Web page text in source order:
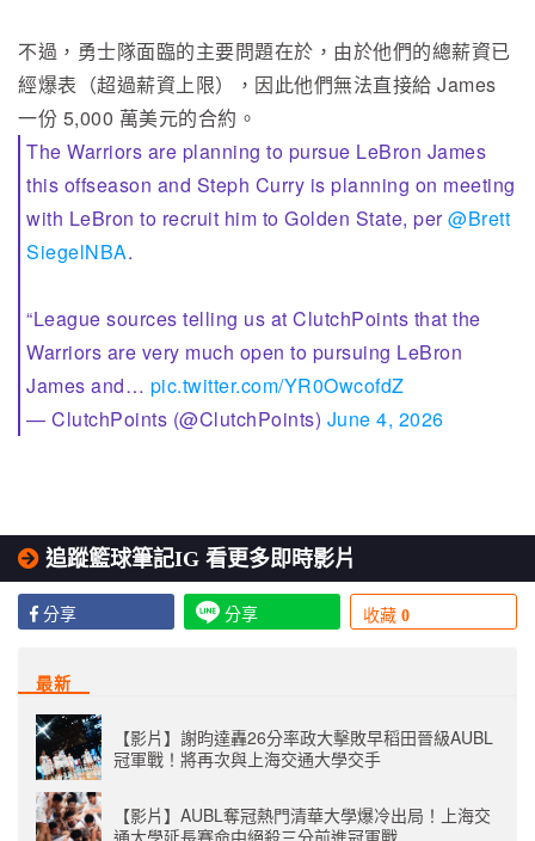
不過，勇士隊面臨的主要問題在於，由於他們的總薪資已
經爆表（超過薪資上限），因此他們無法直接給 James
一份 5,000 萬美元的合約。
The Warriors are planning to pursue LeBron James
this offseason and Steph Curry is planning on meeting
with LeBron to recruit him to Golden State, per@Brett
SiegelNBA.
“League sources telling us at ClutchPoints that the
Warriors are very much open to pursuing LeBron
James and… pic.twitter.com/YR0OwcofdZ
— ClutchPoints (@ClutchPoints) June 4, 2026
追蹤籃球筆記IG 看更多即時影片
分享 分享 收藏 0
最新
【影片】謝昀達轟26分率政大擊敗早稻田晉級AUBL
冠軍戰！將再次與上海交通大學交手
【影片】AUBL奪冠熱門清華大學爆冷出局！上海交
通大學延長賽命中絕殺三分前進冠軍戰